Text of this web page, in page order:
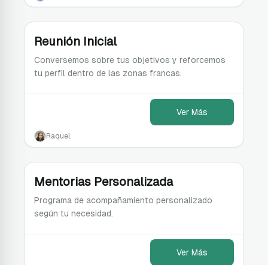
Reunión Inicial
Conversemos sobre tus objetivos y reforcemos
tu perfil dentro de las zonas francas.
Ver Más
Raquel
Mentorias Personalizada
Programa de acompañamiento personalizado
según tu necesidad.
Ver Más